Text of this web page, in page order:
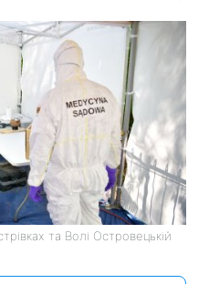
та Волі Островецькій